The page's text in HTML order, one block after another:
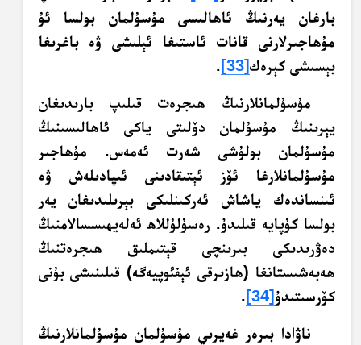
بارغان يەرنىڭ ئاھالىسى مۇسۇلمان بولسا ئۇ
مۇھاجىرلارنى قانات ئاستىغا ئېلىشى ۋە باغرىغا
بېسىشى كېرەك[33]
.
مۇسۇلمانلارنىڭ ھىجرەت قىلىپ بارىدىغان
يېرىنىڭ مۇسۇلمان دۆلىتى ياكى ئاھالىسىنىڭ
مۇسۇلمان بولۇشى شەرت ئەمەس. مۇھاجىر
مۇسۇلمانلارغا ئۆز ئېتىقادىنى ئىپادىلەش ۋە
ئىنساندەك ياشاش ئەركىنلىكى بېرىلىدىغان يەر
بولسا كۇپايە قىلىدۇ. رەسۇلۇللاھ ئەلەيھىسسالامنىڭ
دەۋرىدىكى بىرىنچى قېتىملىق ھىجرەتنىڭ
ھەبەشىستانغا (ھازىرقى ئېفئوپيەگە) قىلىنىشى بۇنى
كۆرسىتىدۇ [34]
.
ناۋادا بىرەر غەيرىي مۇسۇلمان مۇسۇلمانلارنىڭ